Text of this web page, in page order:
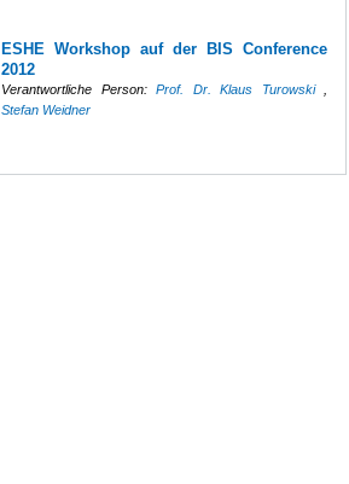
ESHE Workshop auf der BIS Conference
2012
Verantwortliche Person:Prof. Dr. Klaus Turowski
Stefan Weidner